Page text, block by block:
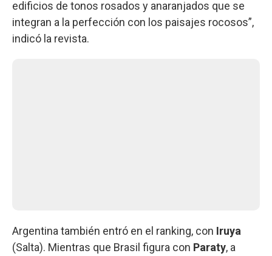
edificios de tonos rosados y anaranjados que se
integran a la perfección con los paisajes rocosos”,
indicó la revista.
Argentina también entró en el ranking, con Iruya
(Salta). Mientras que Brasil figura con Paraty, a